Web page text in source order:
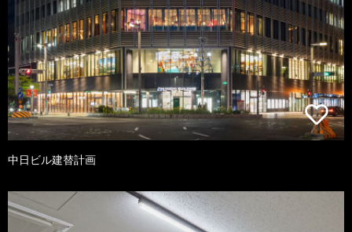
中日ビル建替計画